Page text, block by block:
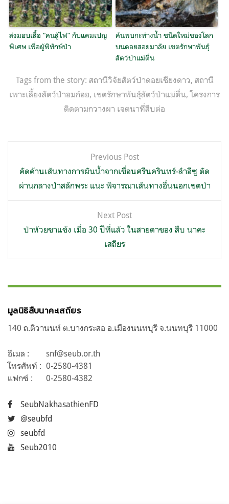
ส่งมอบเสื้อ “คนสู้ไฟ” กับแคมเปญ
พิเศษ เพื่อผู้พิทักษ์ป่า
ค้นพบกะท่างน้ำ ชนิดใหม่ของโลก
บนดอยสอยมาลัย เขตรักษาพันธุ์
สัตว์ป่าแม่ตื่น
Tags from the story: สถานีวิจัยสัตว์ป่าดอยเชียงดาว, สถานี
เพาะเลี้ยงสัตว์ป่าอมก๋อย, เขตรักษาพันธุ์สัตว์ป่าแม่ตื่น,โครงการ
ติดตามกวางผา เจตนาที่สืบต่อ
เรื่อง
Previous Post
คัดค้านเส้นทางการผันน้ำจากเขื่อนศรีนครินทร์-ลำอีซู ตัด
ผ่านกลางป่าสลักพระ แนะ พิจารณาเส้นทางอื่นนอกเขตป่า
Next Post
ป่าห้วยขาแข้ง เมื่อ 30 ปีที่แล้ว ในสายตาของ สืบ นาคะ
เสถียร
มูลนิธิสืบนาคะเสถียร
140 ถ.ติวานนท์ ต.บางกระสอ อ.เมืองนนทบุรี จ.นนทบุรี 11000
อีเมล :
snf@seub.or.th
โทรศัพท์ : 0-2580-4381
แฟกซ์ :
0-2580-4382
SeubNakhasathienFD
@seubfd
seubfd
Seub2010